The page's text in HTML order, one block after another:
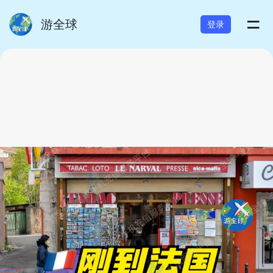
游全球 登录 =